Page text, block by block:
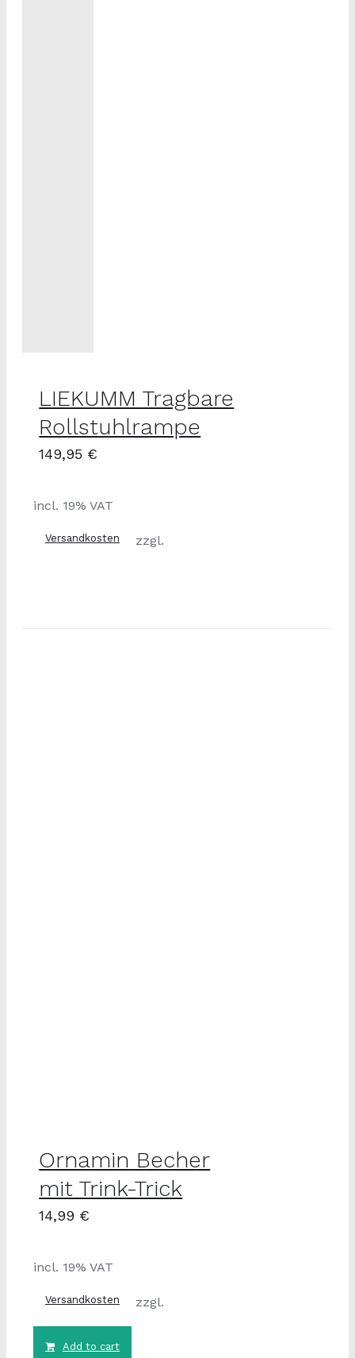
LIEKUMM Tragbare
Rollstuhlrampe
149,95 €
incl. 19% VAT
zzgl.
Versandkosten
Ornamin Becher
mit Trink-Trick
14,99 €
incl. 19% VAT
zzgl.
Versandkosten
Add to cart